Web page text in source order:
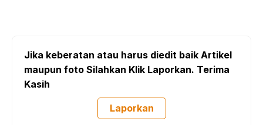
Jika keberatan atau harus diedit baik Artikel
maupun foto Silahkan Klik Laporkan. Terima
Kasih
Laporkan